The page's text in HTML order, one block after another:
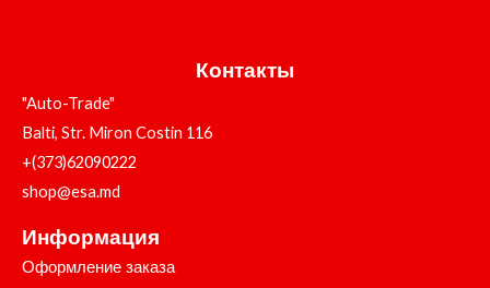
Контакты
"Auto-Trade"
Balti, Str. Miron Costin 116
+(373)62090222
shop@esa.md
Информация
Оформление заказа